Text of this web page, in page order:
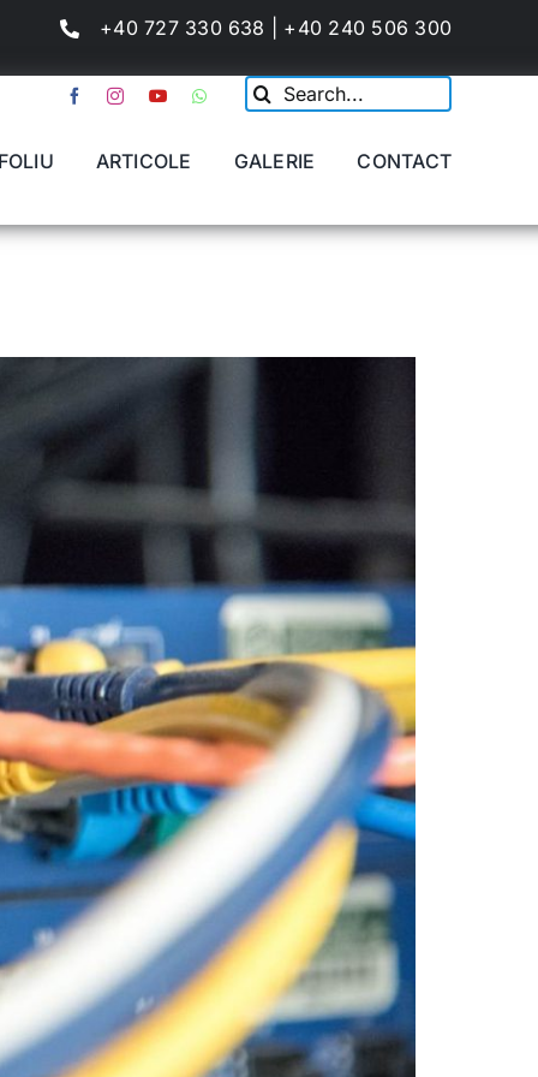
+40 727 330 638 | +40 240 506 300
Cautare...
ARTICOLE GALERIE CONTACT